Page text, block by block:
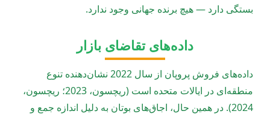
بستگی دارد — هیچ برنده جهانی وجود ندارد.
داده‌های تقاضای بازار
داده‌های فروش پروپان از سال 2022 نشان‌دهنده تنوع
منطقه‌ای در ایالات متحده است (ریچسون، 2023؛ ریچسون،
2024). در همین حال، اجاق‌های بوتان به دلیل اندازه جمع و